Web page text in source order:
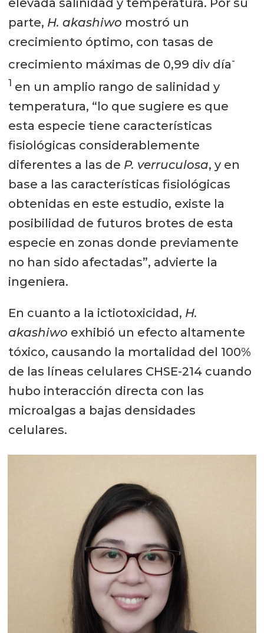
elevada salinidad y temperatura. Por su
parte, H. akashiwo mostró un
crecimiento óptimo, con tasas de
crecimiento máximas de 0,99 div día-
1 en un amplio rango de salinidad y
temperatura, “lo que sugiere es que
esta especie tiene características
fisiológicas considerablemente
diferentes a las de P. verruculosa, y en
base a las características fisiológicas
obtenidas en este estudio, existe la
posibilidad de futuros brotes de esta
especie en zonas donde previamente
no han sido afectadas”, advierte la
ingeniera.
En cuanto a la ictiotoxicidad, H.
akashiwo exhibió un efecto altamente
tóxico, causando la mortalidad del 100%
de las líneas celulares CHSE-214 cuando
hubo interacción directa con las
microalgas a bajas densidades
celulares.